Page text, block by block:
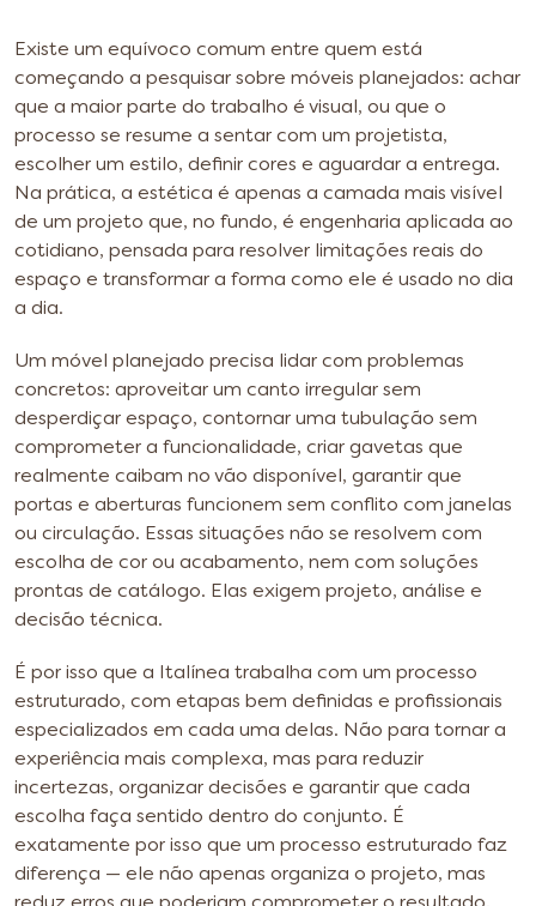
Existe um equívoco comum entre quem está
começando a pesquisar sobre móveis planejados: achar
que a maior parte do trabalho é visual, ou que o
processo se resume a sentar com um projetista,
escolher um estilo, definir cores e aguardar a entrega.
Na prática, a estética é apenas a camada mais visível
de um projeto que, no fundo, é engenharia aplicada ao
cotidiano, pensada para resolver limitações reais do
espaço e transformar a forma como ele é usado no dia
a dia.
Um móvel planejado precisa lidar com problemas
concretos: aproveitar um canto irregular sem
desperdiçar espaço, contornar uma tubulação sem
comprometer a funcionalidade, criar gavetas que
realmente caibam no vão disponível, garantir que
portas e aberturas funcionem sem conflito com janelas
ou circulação. Essas situações não se resolvem com
escolha de cor ou acabamento, nem com soluções
prontas de catálogo. Elas exigem projeto, análise e
decisão técnica.
É por isso que a Italínea trabalha com um processo
estruturado, com etapas bem definidas e profissionais
especializados em cada uma delas. Não para tornar a
experiência mais complexa, mas para reduzir
incertezas, organizar decisões e garantir que cada
escolha faça sentido dentro do conjunto. É
exatamente por isso que um processo estruturado faz
diferença — ele não apenas organiza o projeto, mas